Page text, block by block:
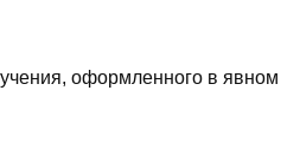
оформленного в явном